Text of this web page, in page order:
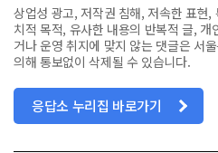
상업성 광고, 저작권 침해, 저속한 표현
치적 목적, 유사한 내용의 반복적 글,
거나 운영 취지에 맞지 않는 댓글은 서
의해 통보없이 삭제될 수 있습니다.
응답소 누리집 바로가기